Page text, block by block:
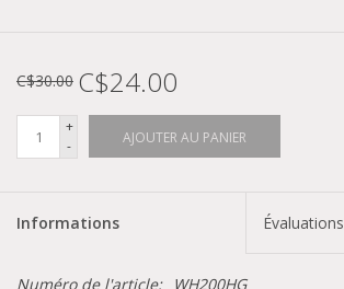
C$30.00 C$24.00
+
-
AJOUTER AU PANIER
Informations Évaluations
Numéro de l'article:
WH200HG